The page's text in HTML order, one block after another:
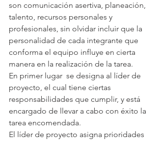
son comunicación asertiva, planeación,
talento, recursos personales y
profesionales, sin olvidar incluir que la
personalidad de cada integrante que
conforma el equipo influye en cierta
manera en la realización de la tarea.
En primer lugar  se designa al líder de
proyecto, el cual tiene ciertas
responsabilidades que cumplir, y está
encargado de llevar a cabo con éxito la
tarea encomendada.
El líder de proyecto asigna prioridades